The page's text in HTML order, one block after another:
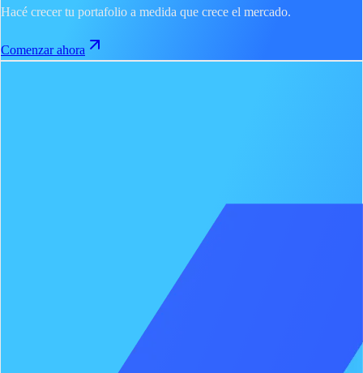
Hacé crecer tu portafolio a medida que crece el mercado.
Comenzar ahora